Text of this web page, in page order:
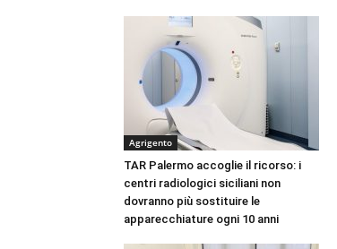
Agrigento
TAR Palermo accoglie il ricorso: i
centri radiologici siciliani non
dovranno più sostituire le
apparecchiature ogni 10 anni